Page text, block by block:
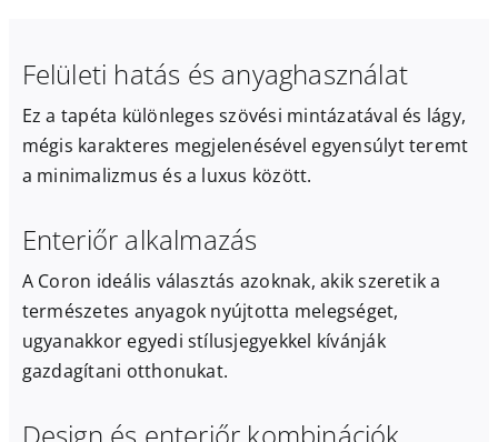
Felületi hatás és anyaghasználat
Ez a tapéta különleges szövési mintázatával és lágy,
mégis karakteres megjelenésével egyensúlyt teremt
a minimalizmus és a luxus között.
Enteriőr alkalmazás
A Coron ideális választás azoknak, akik szeretik a
természetes anyagok nyújtotta melegséget,
ugyanakkor egyedi stílusjegyekkel kívánják
gazdagítani otthonukat.
Design és enteriőr kombinációk